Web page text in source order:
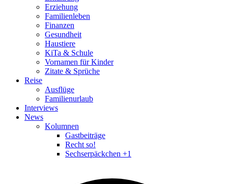
Erziehung
Familienleben
Finanzen
Gesundheit
Haustiere
KiTa & Schule
Vornamen für Kinder
Zitate & Sprüche
Reise
Ausflüge
Familienurlaub
Interviews
News
Kolumnen
Gastbeiträge
Recht so!
Sechserpäckchen +1